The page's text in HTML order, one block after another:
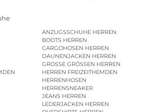
ANZUGSSCHUHE HERREN
BOOTS HERREN
CARGOHOSEN HERREN
DAUNENJACKEN HERREN
GROSSE GRÖSSEN HERREN
HERREN FREIZEITHEMDEN
HERRENHOSEN
HERRENSNEAKER
JEANS HERREN
LEDERJACKEN HERREN